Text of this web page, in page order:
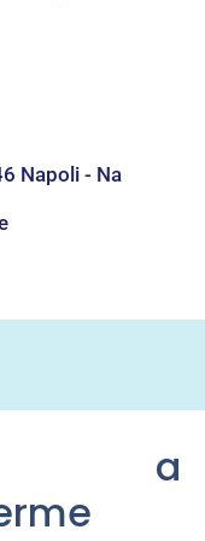
Napoli - Na
a